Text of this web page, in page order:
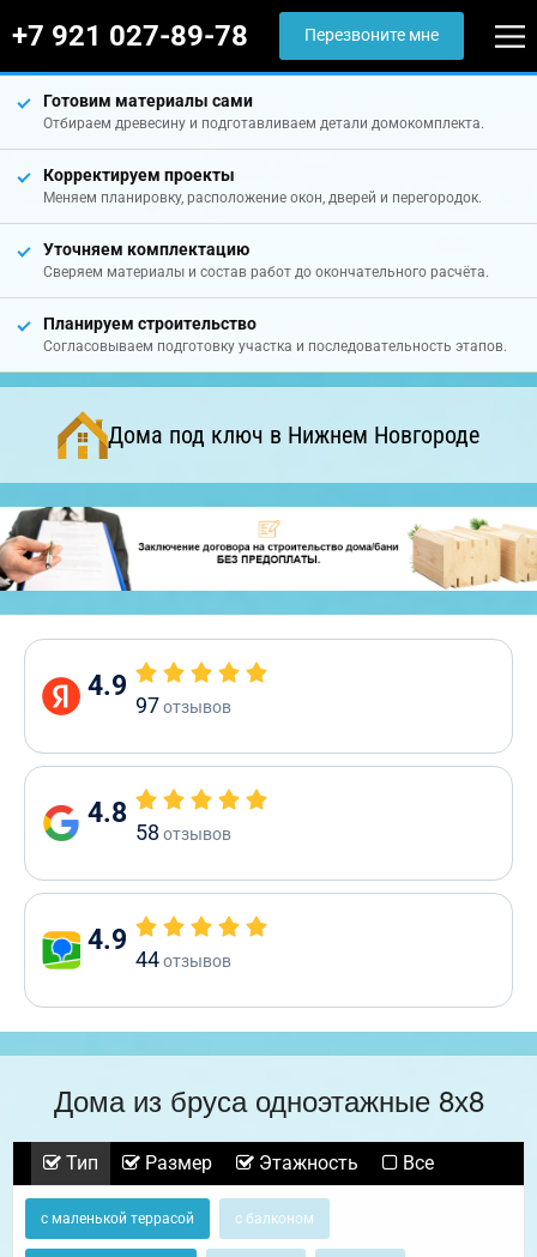
+7 921 027-89-78 Перезвоните мне
Готовим материалы сами
Отбираем древесину и подготавливаем детали домокомплекта.
Корректируем проекты
Меняем планировку, расположение окон, дверей и перегородок.
Уточняем комплектацию
Сверяем материалы и состав работ до окончательного расчёта.
Планируем строительство
Согласовываем подготовку участка и последовательность этапов.
Дома под ключ в Нижнем Новгороде
4.9
97отзывов
4.8
58 отзывов
4.9
44отзывов
Дома из бруса одноэтажные 8х8
Тип Размер Этажность Все
с маленькой террасой с балконом